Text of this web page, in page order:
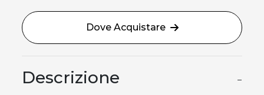
Dove Acquistare
Descrizione −